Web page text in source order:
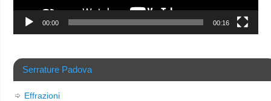
00:00 00:16
Serrature Padova
Effrazioni